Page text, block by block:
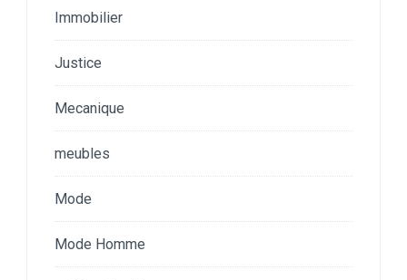
Immobilier
Justice
Mecanique
meubles
Mode
Mode Homme